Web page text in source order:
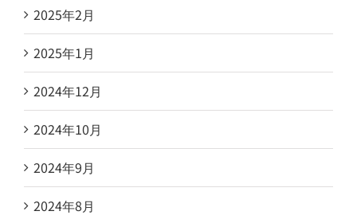
2025年2月
2025年1月
2024年12月
2024年10月
2024年9月
2024年8月